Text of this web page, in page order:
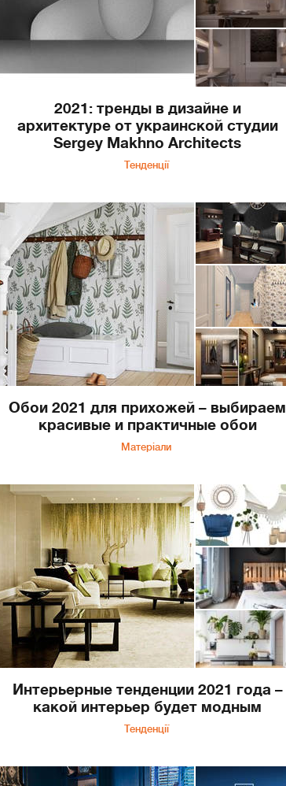
2021: тренды в дизайне и
архитектуре от украинской студии
Sergey Makhno Architects
Тенденції
Обои 2021 для прихожей – выбираем
красивые и практичные обои
Матеріали
Интерьерные тенденции 2021 года –
какой интерьер будет модным
Тенденції